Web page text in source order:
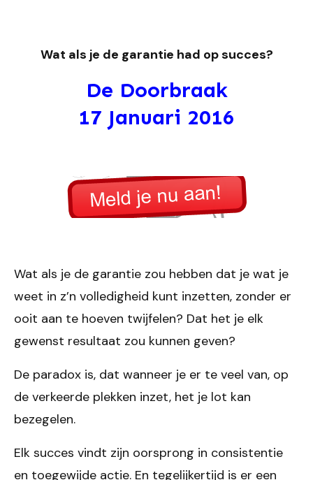
Wat als je de garantie had op succes?
De Doorbraak
17 Januari 2016
Wat als je de garantie zou hebben dat je wat je
weet in z’n volledigheid kunt inzetten, zonder er
ooit aan te hoeven twijfelen? Dat het je elk
gewenst resultaat zou kunnen geven?
De paradox is, dat wanneer je er te veel van, op
de verkeerde plekken inzet, het je lot kan
bezegelen.
Elk succes vindt zijn oorsprong in consistentie
en toegewijde actie. En tegelijkertijd is er een